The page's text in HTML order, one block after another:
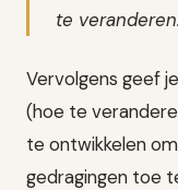
te veranderen.
Vervolgens geef
(hoe te
te ontwikkelen
gedragingen toe